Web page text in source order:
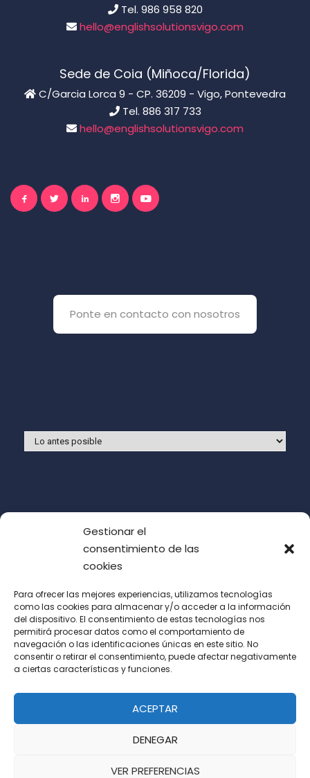
Gestionar el
consentimiento de las
cookies
Para ofrecer las mejores experiencias, utilizamos tecnologías
como las cookies para almacenar y/o acceder a la información
del dispositivo. El consentimiento de estas tecnologías nos
permitirá procesar datos como el comportamiento de
navegación o las identificaciones únicas en este sitio. No
consentir o retirar el consentimiento, puede afectar negativamente
a ciertas características y funciones.
ACEPTAR
DENEGAR
VER PREFERENCIAS
Tel. 986 958 820
hello@englishsolutionsvigo.com
Sede de Coia (Miñoca/Florida)
C/Garcia Lorca 9 - CP. 36209 - Vigo, Pontevedra
Tel. 886 317 733
hello@englishsolutionsvigo.com
Ponte en contacto con nosotros
Acepto las condiciones de uso (LOPD)